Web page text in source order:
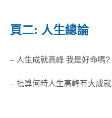
頁二: 人生總論
– 人生成就高峰 我是好命嗎?
– 批算何時人生高峰有大成就